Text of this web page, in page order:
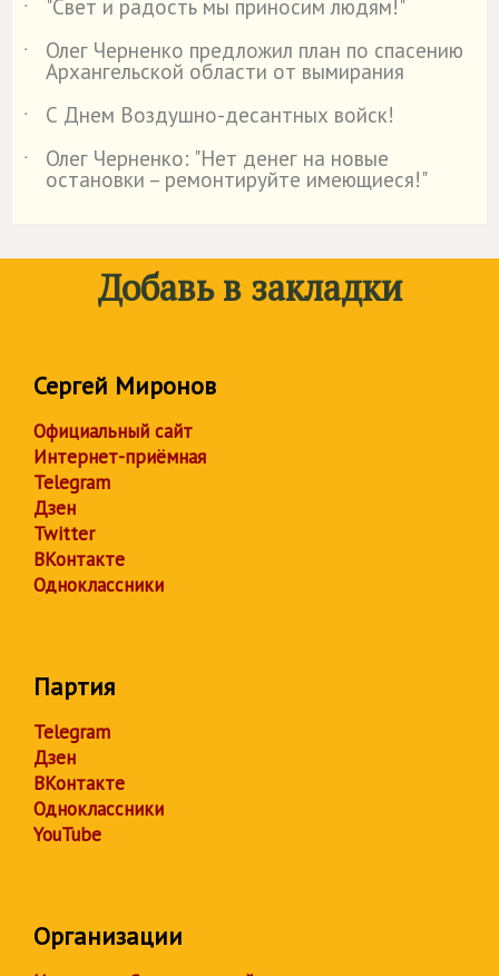
˙
"Свет и радость мы приносим людям!"
˙
Олег Черненко предложил план по спасению
Архангельской области от вымирания
˙
С Днем Воздушно-десантных войск!
˙
Олег Черненко: "Нет денег на новые
остановки – ремонтируйте имеющиеся!"
Добавь в закладки
Сергей Миронов
Официальный сайт
Интернет-приёмная
Telegram
Дзен
Twitter
ВКонтакте
Одноклассники
Партия
Telegram
Дзен
ВКонтакте
Одноклассники
YouTube
Организации